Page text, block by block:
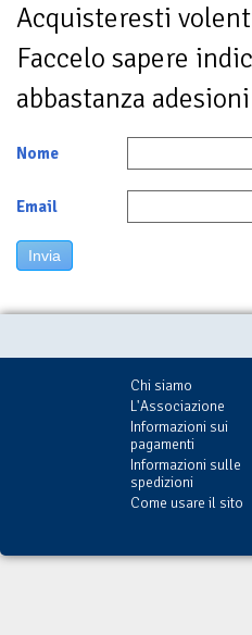
Acquisteresti
Faccelo sapere
abbastanza
Nome
Email
Invia
Chi siamo
L'Associazione
Informazioni sui
pagamenti
Informazioni sulle
spedizioni
Come usare il sito